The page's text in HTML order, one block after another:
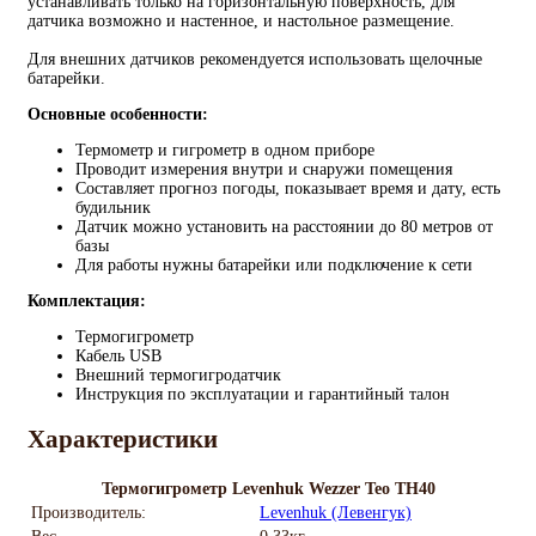
датчика возможно и настенное, и настольное размещение.
Для внешних датчиков рекомендуется использовать щелочные
батарейки.
Основные особенности:
Термометр и гигрометр в одном приборе
Проводит измерения внутри и снаружи помещения
Составляет прогноз погоды, показывает время и дату, есть
будильник
Датчик можно установить на расстоянии до 80 метров от
базы
Для работы нужны батарейки или подключение к сети
Комплектация:
Термогигрометр
Кабель USB
Внешний термогигродатчик
Инструкция по эксплуатации и гарантийный талон
Характеристики
Термогигрометр Levenhuk Wezzer Teo TH40
Производитель:
Levenhuk (Левенгук)